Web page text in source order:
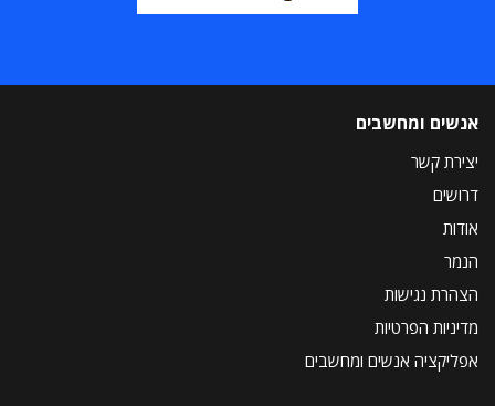
אנשים ומחשבים
יצירת קשר
דרושים
אודות
הנמר
הצהרת נגישות
מדיניות הפרטיות
אפליקציה אנשים ומחשבים